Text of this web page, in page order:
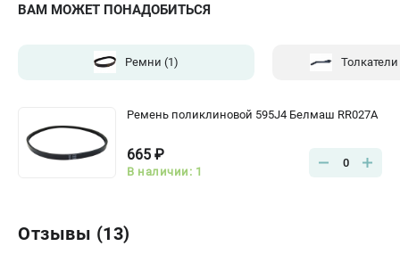
ВАМ МОЖЕТ ПОНАДОБИТЬСЯ
Ремни (1) Толкатели
Ремень поликлиновой 595J4 Белмаш RR027A
665 ₽
В наличии: 1
0
Отзывы (13)